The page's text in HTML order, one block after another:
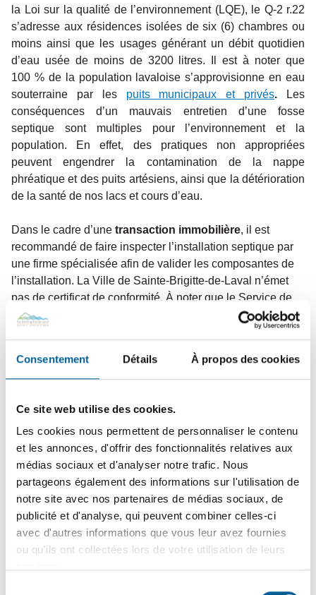
Consentement Détails À propos des cookies
Ce site web utilise des cookies.
Les cookies nous permettent de personnaliser le contenu
et les annonces, d'offrir des fonctionnalités relatives aux
médias sociaux et d'analyser notre trafic. Nous
partageons également des informations sur l'utilisation de
notre site avec nos partenaires de médias sociaux, de
publicité et d'analyse, qui peuvent combiner celles-ci
avec d'autres informations que vous leur avez fournies
ou qu'ils ont collectées lors de votre utilisation de leurs
la Loi sur la qualité de l’environnement (LQE), le Q-2 r.22
s’adresse aux résidences isolées de six (6) chambres ou
moins ainsi que les usages générant un débit quotidien
d’eau usée de moins de 3200 litres. Il est à noter que
100 % de la population lavaloise s’approvisionne en eau
souterraine par les puits municipaux et privés. Les
conséquences d’un mauvais entretien d’une fosse
septique sont multiples pour l’environnement et la
population. En effet, des pratiques non appropriées
peuvent engendrer la contamination de la nappe
phréatique et des puits artésiens, ainsi que la détérioration
de la santé de nos lacs et cours d’eau.
Dans le cadre d’une transaction immobilière, il est
recommandé de faire inspecter l’installation septique par
une firme spécialisée afin de valider les composantes de
l’installation. La Ville de Sainte-Brigitte-de-Laval n’émet
pas de certificat de conformité. À noter que le Service de
l’aménagement du territoire ne fourni plus de fiche
d’information concernant les installations septiques d’une
votre disposition pour obtenir de l’information sur une
installation septique, communiquer avec le service de
urbanisme@sbdl.netou par téléphone au 418-825-2515
poste 246.
Types d’installations septiques et leur composantes
Conseils et recommandations (additifs, adoucisseurs,
broyeurs à déchets, etc.)
Comment détecter un problème avec mon installation
septique?